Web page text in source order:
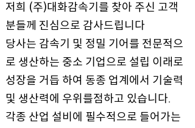
저희 (주)대화감속기를 찾아 주신 고객
분들께 진심으로 감사드립니다
당사는 감속기 및 정밀 기어를 전문적으
로 생산하는 중소 기업으로 설립 이래로
성장을 거듭 하여 동종 업계에서 기술력
및 생산력에 우위를점하고 있습니다.
각종 산업 설비에 필수적으로 들어가는